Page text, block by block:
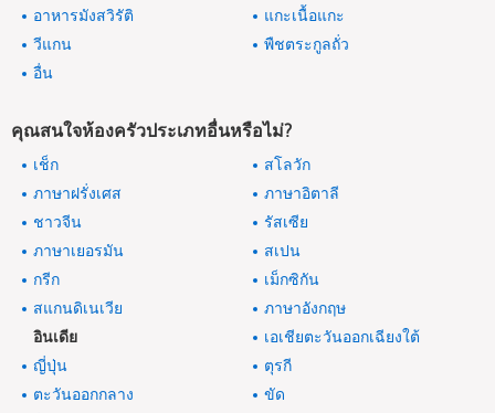
อาหารมังสวิรัติ
แกะเนื้อแกะ
วีแกน
พืชตระกูลถั่ว
อื่น
คุณสนใจห้องครัวประเภทอื่นหรือไม่?
เช็ก
สโลวัก
ภาษาฝรั่งเศส
ภาษาอิตาลี
ชาวจีน
รัสเซีย
ภาษาเยอรมัน
สเปน
กรีก
เม็กซิกัน
สแกนดิเนเวีย
ภาษาอังกฤษ
อินเดีย
เอเชียตะวันออกเฉียงใต้
ญี่ปุ่น
ตุรกี
ตะวันออกกลาง
ขัด